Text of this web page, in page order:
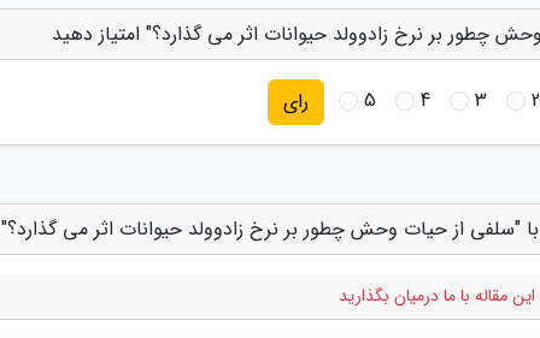
چطور بر نرخ زادوولد حیوانات اثر می گذارد؟" امتیاز دهید
2
3
4
5 رای
"سلفی از حیات وحش چطور بر نرخ زادوولد حیوانات اثر می گذارد؟"
مقاله با ما درمیان بگذارید